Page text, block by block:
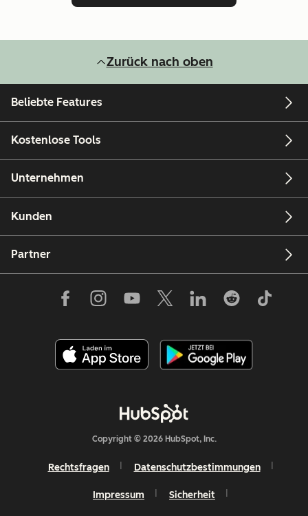
Zurück nach oben
Beliebte Features
Kostenlose Tools
Unternehmen
Kunden
Partner
Copyright © 2026 HubSpot, Inc.
Rechtsfragen Datenschutzbestimmungen
Impressum Sicherheit